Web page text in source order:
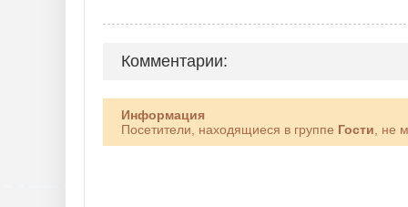
Комментарии:
Информация
Посетители, находящиеся в группе Гости , не